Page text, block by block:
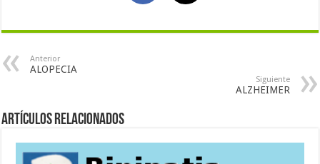
Anterior
ALOPECIA
Siguiente
ALZHEIMER
Artículos Relacionados